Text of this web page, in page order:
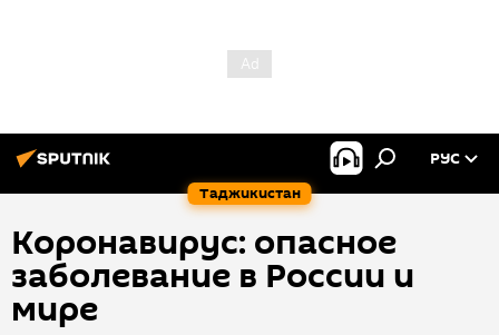
Таджикистан
РУС
Коронавирус: опасное
заболевание в России и
мире